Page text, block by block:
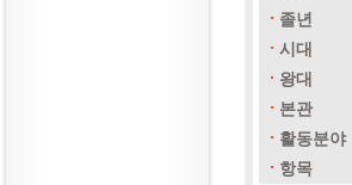
졸년
시대
왕대
본관
활동분야
항목